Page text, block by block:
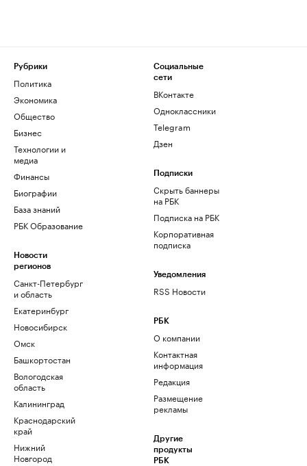
Рубрики
Политика
Экономика
Общество
Бизнес
Технологии и
медиа
Финансы
Биографии
База знаний
РБК Образование
Новости
регионов
Санкт-Петербург
и область
Екатеринбург
Новосибирск
Омск
Башкортостан
Вологодская
область
Калининград
Краснодарский
край
Нижний
Новгород
Социальные
сети
ВКонтакте
Одноклассники
Telegram
Дзен
Подписки
Скрыть баннеры
на РБК
Подписка на РБК
Корпоративная
подписка
Уведомления
RSS Новости
РБК
О компании
Контактная
информация
Редакция
Размещение
рекламы
Другие
продукты
РБК